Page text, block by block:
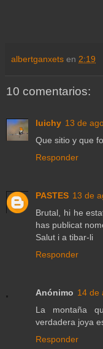
albertganxets en 2:19
10 comentarios:
luichy 13 de
Que sitio y que
Responder
PASTES 13 de
Brutal, hi he
has publicat
Salut i a tibar-li
Responder
Anónimo 14 de
La montaña
verdadera joya
Responder